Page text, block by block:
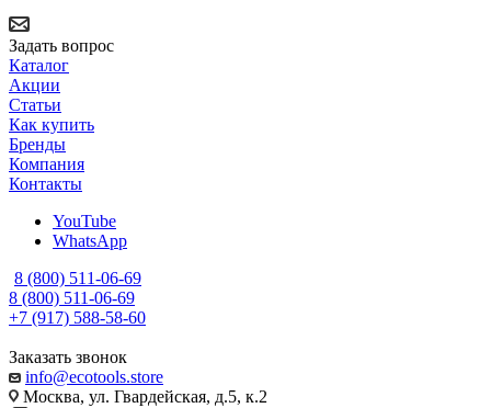
Задать вопрос
Каталог
Акции
Статьи
Как купить
Бренды
Компания
Контакты
YouTube
WhatsApp
8 (800) 511-06-69
8 (800) 511-06-69
+7 (917) 588-58-60
Заказать звонок
info@ecotools.store
Москва, ул. Гвардейская, д.5, к.2